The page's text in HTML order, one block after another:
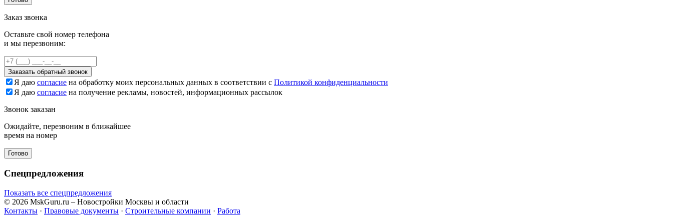
Заказ звонка
Оставьте свой номер телефона
и мы перезвоним:
Заказать обратный звонок
Я даю согласие на обработку моих персональных данных в соответствии с Политикой конфиденциальности
Я даю согласие на получение рекламы, новостей, информационных рассылок
Звонок заказан
Ожидайте, перезвоним в ближайшее
время на номер
Готово
Спецпредложения
Показать все спецпредложения
© 2026 MskGuru.ru – Новостройки Москвы и области
Контакты · Правовые документы · Строительные компании · Работа